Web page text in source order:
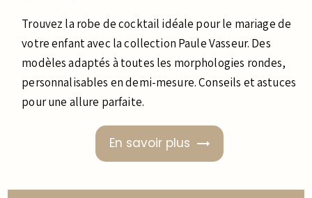
Trouvez la robe de cocktail idéale pour le mariage de
votre enfant avec la collection Paule Vasseur. Des
modèles adaptés à toutes les morphologies rondes,
personnalisables en demi-mesure. Conseils et astuces
pour une allure parfaite.
En savoir plus